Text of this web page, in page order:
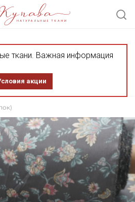
ткани. Важная информация
акции